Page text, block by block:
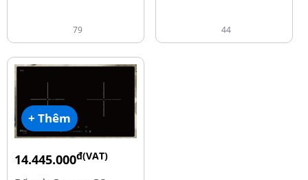
79 44
+ Thêm
14.445.000đ(VAT)
19.260.000